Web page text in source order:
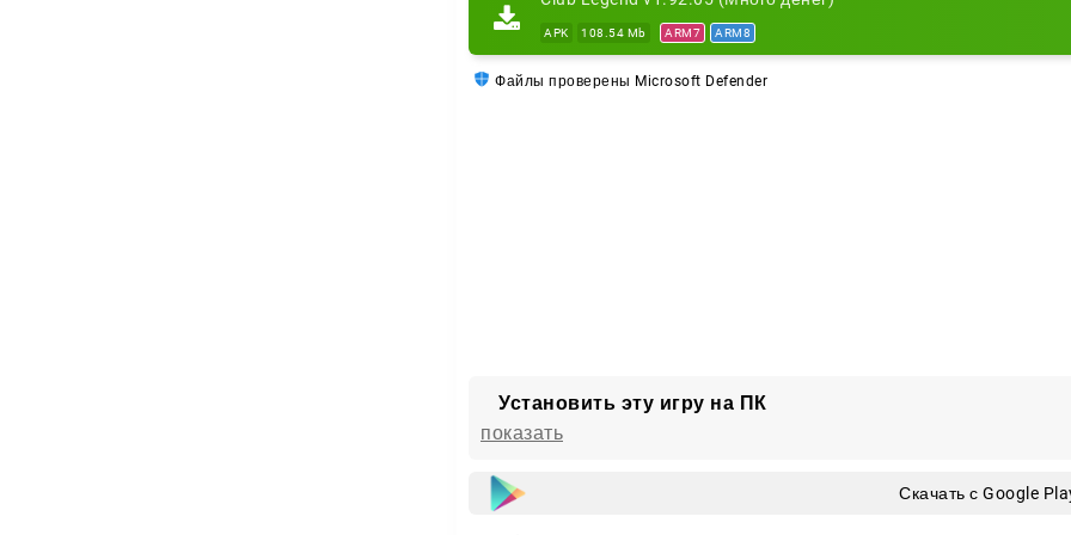
Что вас ждёт
Реальные матчи с управлением и эффектными голами
Признание за точные передачи и результативные действия
APK 108.54 Mb ARM7 ARM8
Файлы проверены Microsoft Defender
Установить эту игру на ПК
показать
Скачать с Google